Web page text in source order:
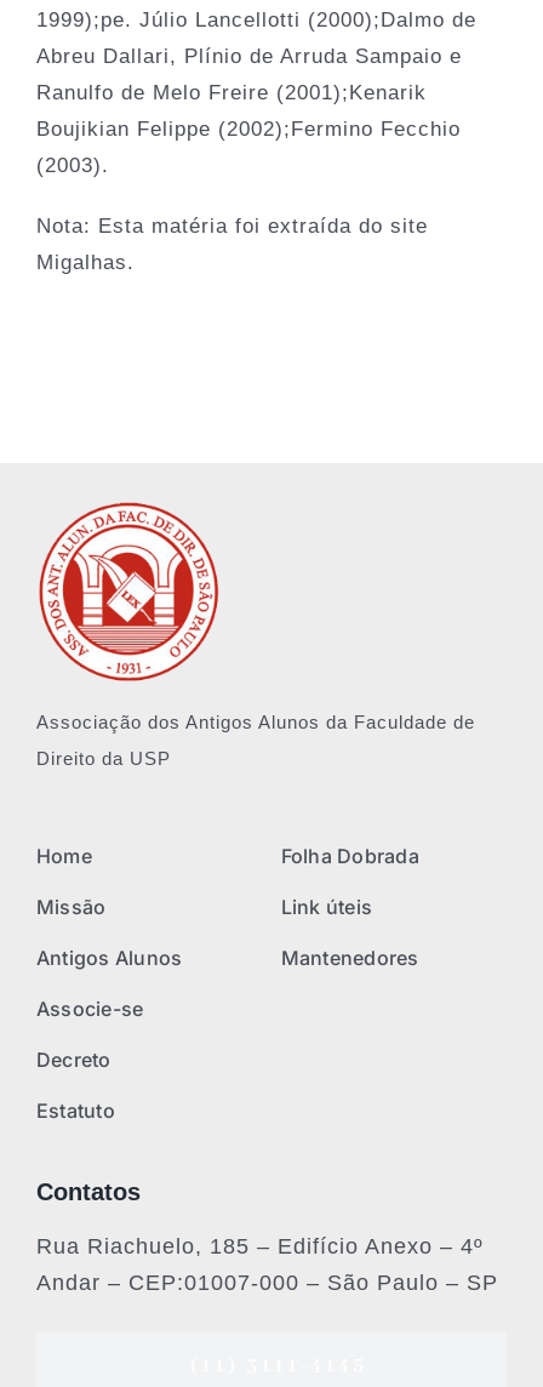
1999);pe. Júlio Lancellotti (2000);Dalmo de
Abreu Dallari, Plínio de Arruda Sampaio e
Ranulfo de Melo Freire (2001);Kenarik
Boujikian Felippe (2002);Fermino Fecchio
(2003).
Nota: Esta matéria foi extraída do site
Migalhas.
Associação dos Antigos Alunos da Faculdade de
Direito da USP
Home
Missão
Antigos Alunos
Associe-se
Decreto
Estatuto
Folha Dobrada
Link úteis
Mantenedores
Contatos
Rua Riachuelo, 185 – Edifício Anexo – 4º
Andar – CEP:01007-000 – São Paulo – SP